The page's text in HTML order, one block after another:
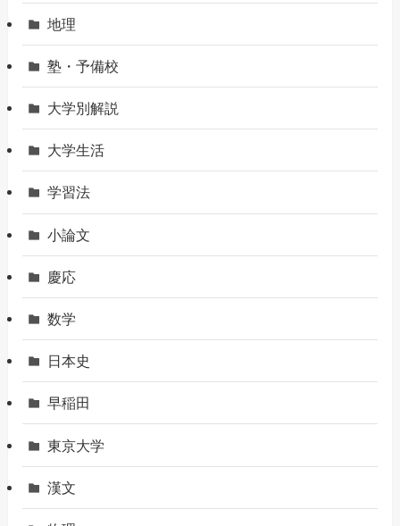
地理
塾・予備校
大学別解説
大学生活
学習法
小論文
慶応
数学
日本史
早稲田
東京大学
漢文